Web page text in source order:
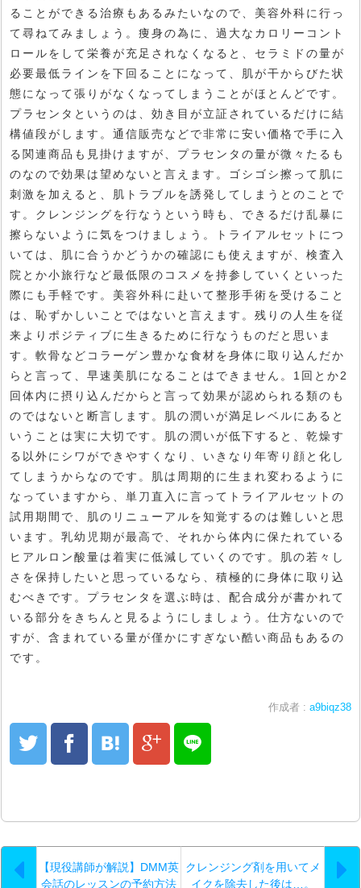
ることができる治療もあるみたいなので、美容外科に行っ
て尋ねてみましょう。痩身の為に、過大なカロリーコント
ロールをして栄養が充足されなくなると、セラミドの量が
必要最低ラインを下回ることになって、肌が干からびた状
態になって張りがなくなってしまうことがほとんどです。
プラセンタというのは、効き目が立証されているだけに結
構値段がします。通信販売などで非常に安い価格で手に入
る関連商品も見掛けますが、プラセンタの量が微々たるも
のなので効果は望めないと言えます。ゴシゴシ擦って肌に
刺激を加えると、肌トラブルを誘発してしまうとのことで
す。クレンジングを行なうという時も、できるだけ乱暴に
擦らないように気をつけましょう。トライアルセットにつ
いては、肌に合うかどうかの確認にも使えますが、検査入
院とか小旅行など最低限のコスメを持参していくといった
際にも手軽です。美容外科に赴いて整形手術を受けること
は、恥ずかしいことではないと言えます。残りの人生を従
来よりポジティブに生きるために行なうものだと思いま
す。軟骨などコラーゲン豊かな食材を身体に取り込んだか
らと言って、早速美肌になることはできません。1回とか2
回体内に摂り込んだからと言って効果が認められる類のも
のではないと断言します。肌の潤いが満足レベルにあると
いうことは実に大切です。肌の潤いが低下すると、乾燥す
る以外にシワができやすくなり、いきなり年寄り顔と化し
てしまうからなのです。肌は周期的に生まれ変わるように
なっていますから、単刀直入に言ってトライアルセットの
試用期間で、肌のリニューアルを知覚するのは難しいと思
います。乳幼児期が最高で、それから体内に保たれている
ヒアルロン酸量は着実に低減していくのです。肌の若々し
さを保持したいと思っているなら、積極的に身体に取り込
むべきです。プラセンタを選ぶ時は、配合成分が書かれて
いる部分をきちんと見るようにしましょう。仕方ないので
すが、含まれている量が僅かにすぎない酷い商品もあるの
です。
作成者 : a9biqz38
【現役講師が解説】DMM英
会話のレッスンの予約方法
クレンジング剤を用いてメ
イクを除去した後は…。